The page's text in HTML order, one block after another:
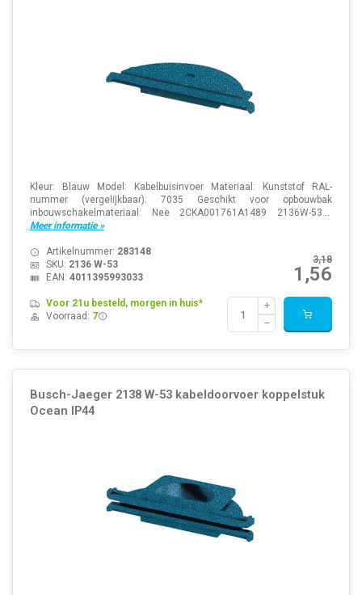
Kleur: Blauw Model: Kabelbuisinvoer Materiaal: Kunststof RAL-
nummer (vergelijkbaar): 7035 Geschikt voor opbouwbak
inbouwschakelmateriaal: Nee 2CKA001761A1489 2136W-53...
Meer informatie »
3,18
1,56
Artikelnummer: 283148
SKU: 2136 W-53
EAN: 4011395993033
Voor 21u besteld, morgen in huis*
Voorraad: 7
Busch-Jaeger 2138 W-53 kabeldoorvoer koppelstuk
Ocean IP44